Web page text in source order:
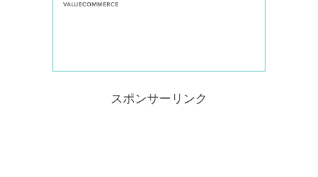
スポンサーリンク